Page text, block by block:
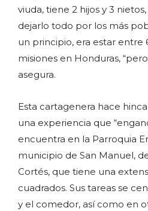
viuda, tiene 2 hijos y 3
dejarlo todo por los más
un principio, era estar entre
misiones en Honduras,
asegura.
Esta cartagenera hace
una experiencia que
encuentra en la Parroquia
municipio de San Manuel,
Cortés, que tiene una
cuadrados. Sus tareas se
y el comedor, así como en